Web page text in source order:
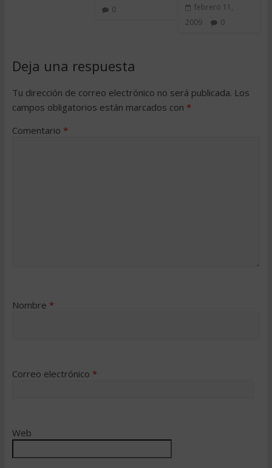
0
febrero 11,
2009
0
Deja una respuesta
Tu dirección de correo electrónico no será publicada. Los
campos obligatorios están marcados con *
Comentario *
Nombre *
Correo electrónico *
Web